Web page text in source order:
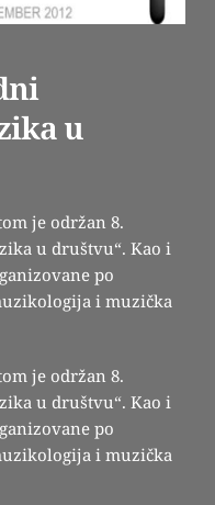
u
je održan 8.
u društvu“. Kao i
po
i muzička
je održan 8.
u društvu“. Kao i
po
i muzička